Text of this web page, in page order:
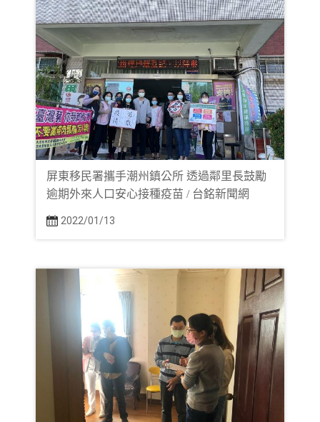
屏東移民署攜手潮州鎮公所 透過鄰里長鼓勵
逾期外來人口安心接種疫苗 / 台銘新聞網
2022/01/13